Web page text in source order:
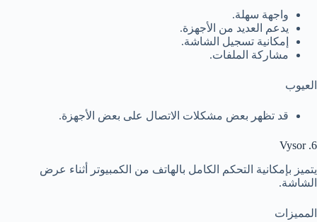
واجهة سهلة.
يدعم العديد من الأجهزة.
إمكانية تسجيل الشاشة.
مشاركة الملفات.
العيوب
قد تظهر بعض مشكلات الاتصال على بعض الأجهزة.
6. Vysor
يتميز بإمكانية التحكم الكامل بالهاتف من الكمبيوتر أثناء عرض
الشاشة.
المميزات